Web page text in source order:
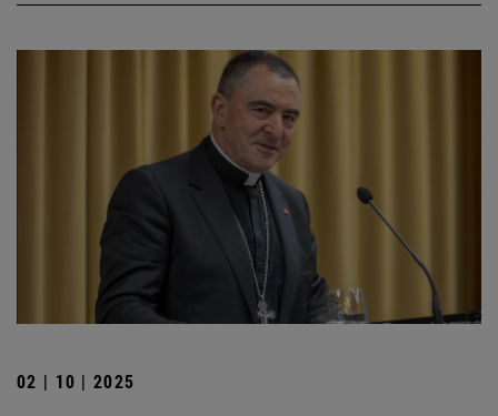
02 | 10 | 2025